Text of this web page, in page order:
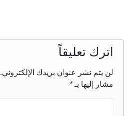
اترك تعليقاً
لن يتم نشر عنوان بريدك الإلكتروني.
مشار إليها بـ *